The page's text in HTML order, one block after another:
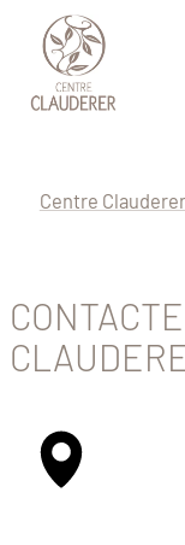
Passer au contenu
Passer au pied de
Centre Clauderer